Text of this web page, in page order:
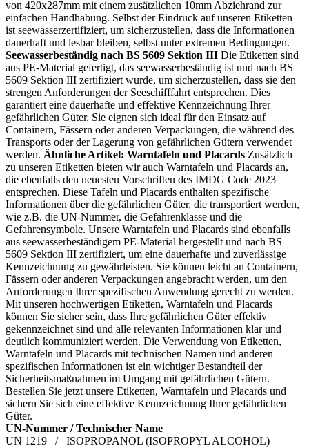
von 420x287mm mit einem zusätzlichen 10mm Abziehrand zur
einfachen Handhabung. Selbst der Eindruck auf unseren Etiketten
ist seewasserzertifiziert, um sicherzustellen, dass die Informationen
dauerhaft und lesbar bleiben, selbst unter extremen Bedingungen.
Seewasserbeständig nach BS 5609 Sektion III Die Etiketten sind
aus PE-Material gefertigt, das seewasserbeständig ist und nach BS
5609 Sektion III zertifiziert wurde, um sicherzustellen, dass sie den
strengen Anforderungen der Seeschifffahrt entsprechen. Dies
garantiert eine dauerhafte und effektive Kennzeichnung Ihrer
gefährlichen Güter. Sie eignen sich ideal für den Einsatz auf
Containern, Fässern oder anderen Verpackungen, die während des
Transports oder der Lagerung von gefährlichen Gütern verwendet
werden. Ähnliche Artikel: Warntafeln und Placards Zusätzlich
zu unseren Etiketten bieten wir auch Warntafeln und Placards an,
die ebenfalls den neuesten Vorschriften des IMDG Code 2023
entsprechen. Diese Tafeln und Placards enthalten spezifische
Informationen über die gefährlichen Güter, die transportiert werden,
wie z.B. die UN-Nummer, die Gefahrenklasse und die
Gefahrensymbole. Unsere Warntafeln und Placards sind ebenfalls
aus seewasserbeständigem PE-Material hergestellt und nach BS
5609 Sektion III zertifiziert, um eine dauerhafte und zuverlässige
Kennzeichnung zu gewährleisten. Sie können leicht an Containern,
Fässern oder anderen Verpackungen angebracht werden, um den
Anforderungen Ihrer spezifischen Anwendung gerecht zu werden.
Mit unseren hochwertigen Etiketten, Warntafeln und Placards
können Sie sicher sein, dass Ihre gefährlichen Güter effektiv
gekennzeichnet sind und alle relevanten Informationen klar und
deutlich kommuniziert werden. Die Verwendung von Etiketten,
Warntafeln und Placards mit technischen Namen und anderen
spezifischen Informationen ist ein wichtiger Bestandteil der
Sicherheitsmaßnahmen im Umgang mit gefährlichen Gütern.
Bestellen Sie jetzt unsere Etiketten, Warntafeln und Placards und
sichern Sie sich eine effektive Kennzeichnung Ihrer gefährlichen
Güter.
UN-Nummer / Technischer Name
UN 1219 /ISOPROPANOL (ISOPROPYL ALCOHOL)